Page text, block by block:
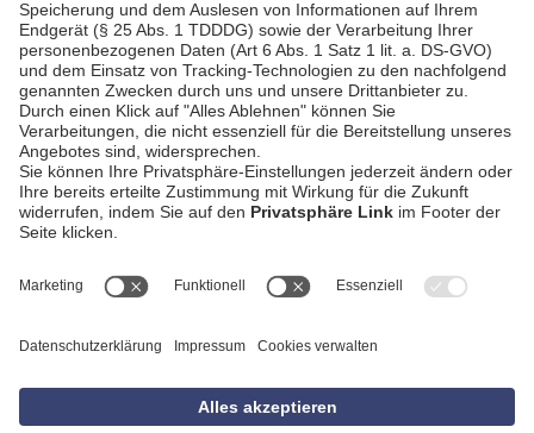
AGB
Datenschutzerklärung
Empfang